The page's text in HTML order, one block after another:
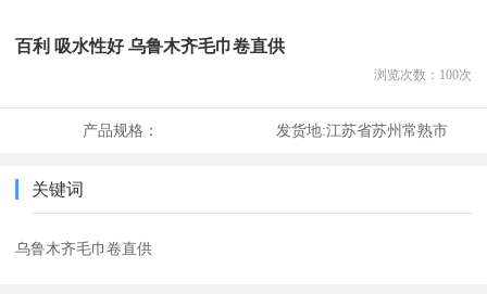
百利 吸水性好 乌鲁木齐毛巾卷直供
浏览次数： 100次
产品规格： 发货地:江苏省苏州常熟市
关键词
乌鲁木齐毛巾卷直供